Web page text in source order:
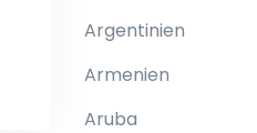
Argentinien
Armenien
Aruba